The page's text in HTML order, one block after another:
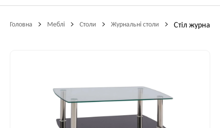
Головна Меблі Столи Журнальні столи Стіл